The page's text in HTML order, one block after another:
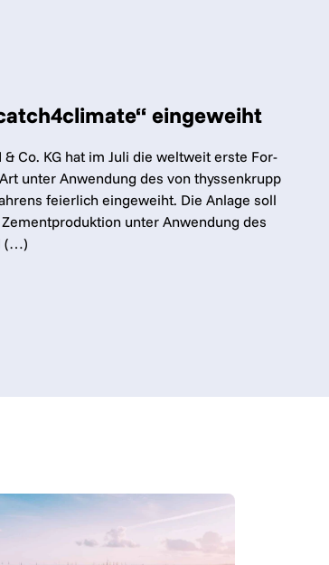
eingeweiht
Co. KG hat im Ju­li die welt­weit ers­te For­
un­ter An­wen­dung des von thyssenkrupp
fei­er­lich ein­ge­weiht. Die An­la­ge soll
un­ter An­wen­dung des
(…)